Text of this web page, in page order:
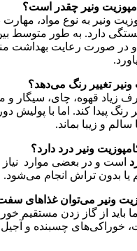
ونیر چقدر است؟
ونیر به نوع مواد،
و در صورت رعایت بهداشت
ونیر تغییر رنگ می‌دهد؟
قهوه، چای، سیگار و
رنگ پیدا کند. اما با پولیش
و زیبا بماند.
ونیر درد دارد؟
است و در بعضی موارد نیاز
یا بدون تراش انجام می‌شود.
ونیر می‌توان غذاهای
اما باید از گاز زدن مستقیم
خوراکی‌های چسبنده و آجیل